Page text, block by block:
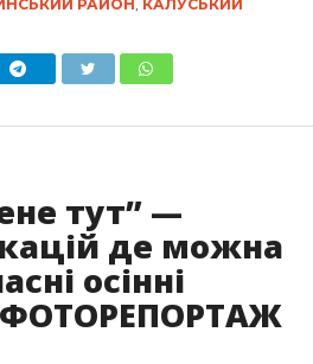
РАЙОН, КАЛУСЬКИЙ
тут” —
де можна
осінні
ФОТОРЕПОРТАЖ